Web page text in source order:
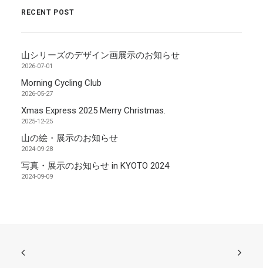
RECENT POST
山シリーズのデザイン画展示のお知らせ
2026-07-01
Morning Cycling Club
2026-05-27
Xmas Express 2025 Merry Christmas.
2025-12-25
山の絵・展示のお知らせ
2024-09-28
写真・展示のお知らせ in KYOTO 2024
2024-09-09